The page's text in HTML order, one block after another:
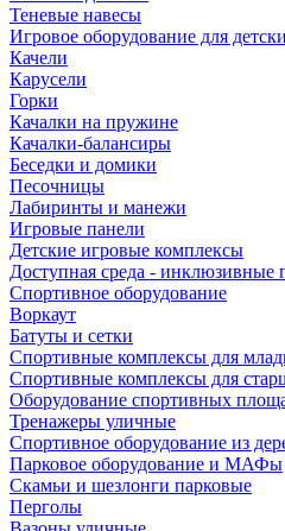
Теневые навесы
Игровое оборудование для
Качели
Карусели
Горки
Качалки на пружине
Качалки-балансиры
Беседки и домики
Песочницы
Лабиринты и манежи
Игровые панели
Детские игровые комплексы
Доступная среда - инклюзивные
Спортивное оборудование
Воркаут
Батуты и сетки
Спортивные комплексы для
Спортивные комплексы для
Оборудование спортивных
Тренажеры уличные
Спортивное оборудование из
Парковое оборудование и МАФы
Скамьи и шезлонги парковые
Перголы